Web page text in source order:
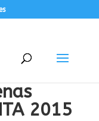
2015